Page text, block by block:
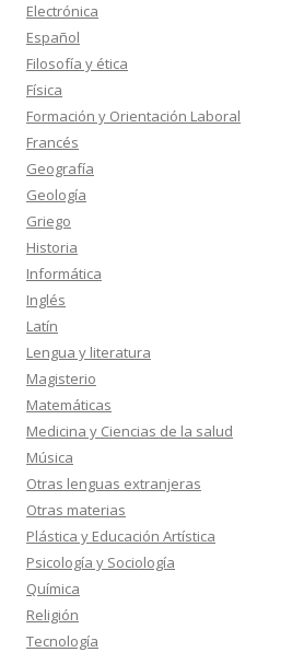
Electrónica
Español
Filosofía y ética
Física
Formación y Orientación Laboral
Francés
Geografía
Geología
Griego
Historia
Informática
Inglés
Latín
Lengua y literatura
Magisterio
Matemáticas
Medicina y Ciencias de la salud
Música
Otras lenguas extranjeras
Otras materias
Plástica y Educación Artística
Psicología y Sociología
Química
Religión
Tecnología